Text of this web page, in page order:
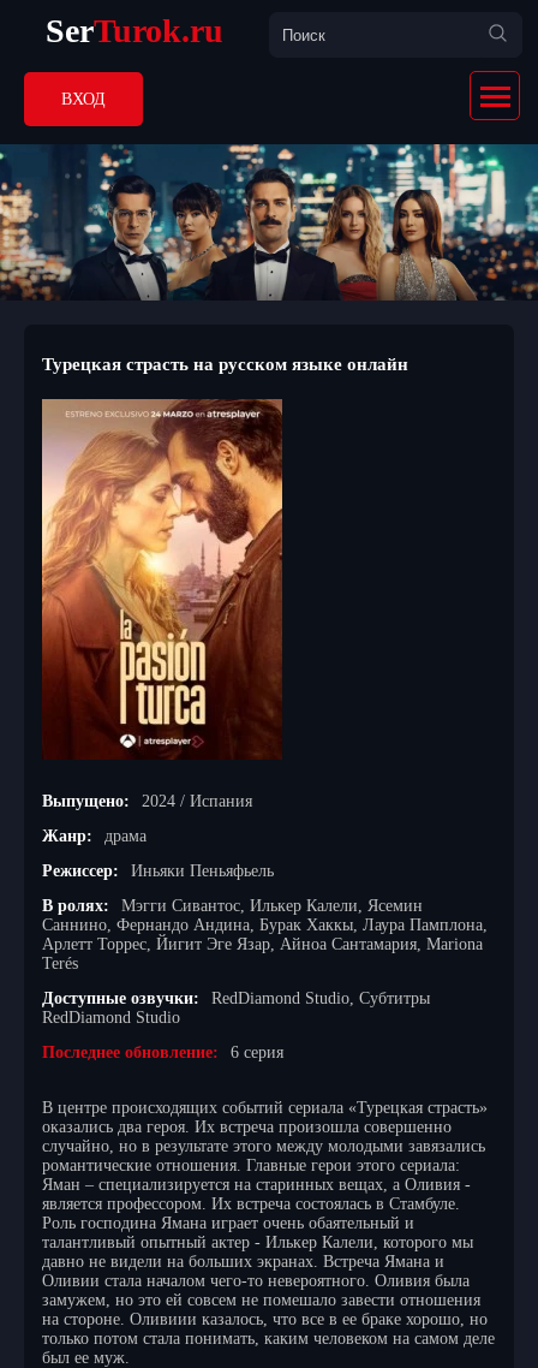
SerTurok.ru
ВХОД
Турецкая страсть на русском языке онлайн
Выпущено:
2024 / Испания
Жанр:
драма
Режиссер:
Иньяки Пеньяфьель
В ролях:
Мэгги Сивантос, Илькер Калели, Ясемин
Саннино, Фернандо Андина, Бурак Хаккы, Лаура Памплона,
Арлетт Торрес, Йигит Эге Язар, Айноа Сантамария, Mariona
Terés
Доступные озвучки:
RedDiamond Studio, Субтитры
RedDiamond Studio
Последнее обновление:
6 серия
В центре происходящих событий сериала «Турецкая страсть»
оказались два героя. Их встреча произошла совершенно
случайно, но в результате этого между молодыми завязались
романтические отношения. Главные герои этого сериала:
Яман – специализируется на старинных вещах, а Оливия -
является профессором. Их встреча состоялась в Стамбуле.
Роль господина Ямана играет очень обаятельный и
талантливый опытный актер - Илькер Калели, которого мы
давно не видели на больших экранах. Встреча Ямана и
Оливии стала началом чего-то невероятного. Оливия была
замужем, но это ей совсем не помешало завести отношения
на стороне. Оливиии казалось, что все в ее браке хорошо, но
только потом стала понимать, каким человеком на самом деле
был ее муж.